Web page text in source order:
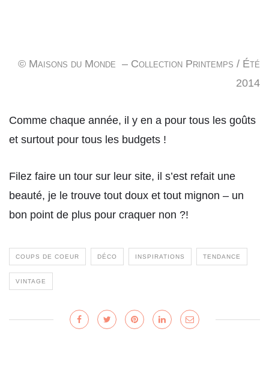
© Maisons du Monde – Collection Printemps / Été
2014
Comme chaque année, il y en a pour tous les goûts
et surtout pour tous les budgets !
Filez faire un tour sur leur site, il s’est refait une
beauté, je le trouve tout doux et tout mignon – un
bon point de plus pour craquer non ?!
COUPS DE COEUR DÉCO INSPIRATIONS TENDANCE
VINTAGE